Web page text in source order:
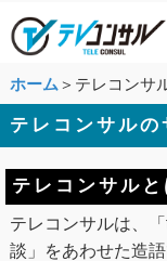
ホーム ＞テレコンサ
テレコンサル
テレコンサルと
テレコンサルは、
談」をあわせた造